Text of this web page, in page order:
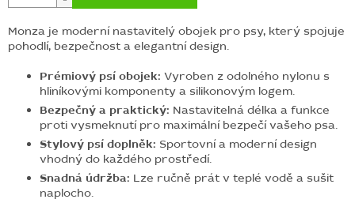
Monza je moderní nastavitelý obojek pro psy, který spojuje
pohodlí, bezpečnost a elegantní design.
Prémiový psí obojek: Vyroben z odolného nylonu s
hliníkovými komponenty a silikonovým logem.
Bezpečný a praktický: Nastavitelná délka a funkce
proti vysmeknutí pro maximální bezpečí vašeho psa.
Stylový psí doplněk: Sportovní a moderní design
vhodný do každého prostředí.
Snadná údržba: Lze ručně prát v teplé vodě a sušit
naplocho.